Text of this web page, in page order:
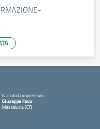
Istituto Comprensivo
Giuseppe Fava
Mascalucia (CT)